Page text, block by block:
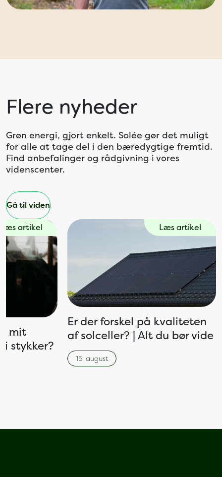
Flere nyheder
Grøn energi, gjort enkelt. Solée gør det muligt
for alle at tage del i den bæredygtige fremtid.
Find anbefalinger og rådgivning i vores
videnscenter.
Gå til viden
Læs artikel
mit
stykker?
Læs artikel
Er der forskel på kvaliteten
af solceller? | Alt du bør vide
15. august